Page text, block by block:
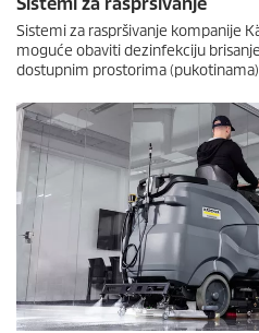
Sistemi za raspršivanje kompanije
moguće obaviti dezinfekciju
dostupnim prostorima